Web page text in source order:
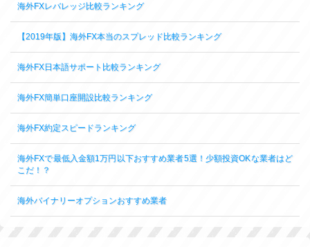
海外FXレバレッジ比較ランキング
【2019年版】海外FX本当のスプレッド比較ランキング
海外FX日本語サポート比較ランキング
海外FX簡単口座開設比較ランキング
海外FX約定スピードランキング
海外FXで最低入金額1万円以下おすすめ業者5選！少額投資OKな業者はど
こだ！？
海外バイナリーオプションおすすめ業者